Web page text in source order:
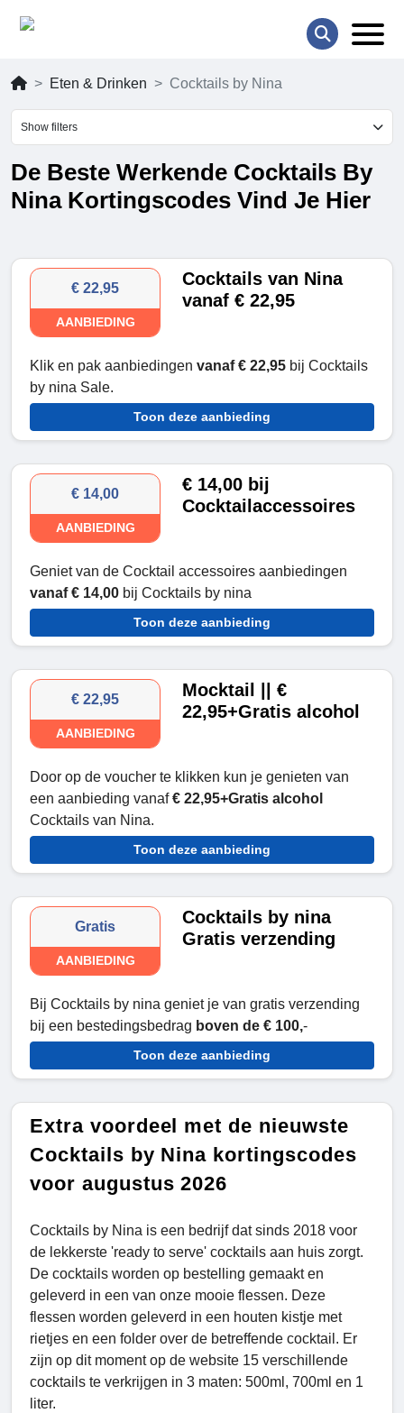
Eten & Drinken Cocktails by Nina
Show filters
De Beste Werkende Cocktails By
Nina Kortingscodes Vind Je Hier
€ 22,95
AANBIEDING
Cocktails van Nina
vanaf € 22,95
Klik en pak aanbiedingen vanaf € 22,95 bij Cocktails
by nina Sale.
Toon deze aanbieding
€ 14,00
AANBIEDING
€ 14,00 bij
Cocktailaccessoires
Geniet van de Cocktail accessoires aanbiedingen
vanaf € 14,00 bij Cocktails by nina
Toon deze aanbieding
€ 22,95
AANBIEDING
Mocktail || €
22,95+Gratis alcohol
Door op de voucher te klikken kun je genieten van
een aanbieding vanaf€ 22,95+Gratis alcohol
Cocktails van Nina.
Toon deze aanbieding
Gratis
AANBIEDING
Cocktails by nina
Gratis verzending
Bij Cocktails by nina geniet je van gratis verzending
bij een bestedingsbedrag boven de € 100,-
Toon deze aanbieding
Extra voordeel met de nieuwste
Cocktails by Nina kortingscodes
voor augustus 2026
Cocktails by Nina is een bedrijf dat sinds 2018 voor
de lekkerste 'ready to serve' cocktails aan huis zorgt.
De cocktails worden op bestelling gemaakt en
geleverd in een van onze mooie flessen. Deze
flessen worden geleverd in een houten kistje met
rietjes en een folder over de betreffende cocktail. Er
zijn op dit moment op de website 15 verschillende
cocktails te verkrijgen in 3 maten: 500ml, 700ml en 1
liter.